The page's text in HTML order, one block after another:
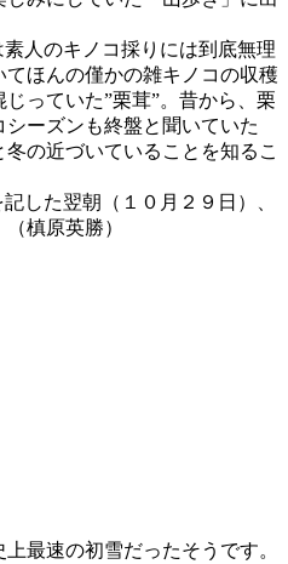
人のキノコ採りには到底無理
ほんの僅かの雑キノコの収穫
っていた”栗茸”。昔から、栗
ーズンも終盤と聞いていた
の近づいていることを知るこ
した翌朝（１０月２９日）、
槙原英勝）
最速の初雪だったそうです。